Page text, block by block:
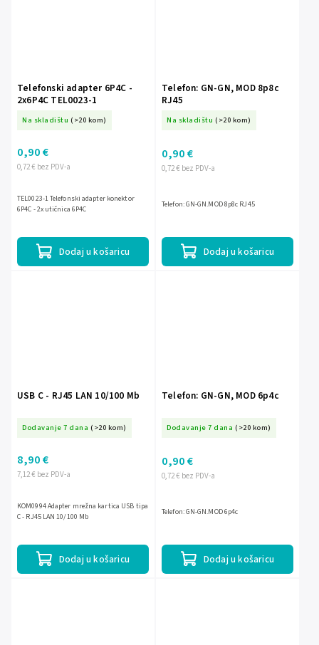
Telefonski adapter 6P4C -
2x6P4C TEL0023-1
Na skladištu (>20 kom)
0,72 € bez PDV-a
0,90 €
Dodaj u košaricu
TEL0023-1 Telefonski adapter konektor
6P4C - 2x utičnica 6P4C
Telefon: GN-GN, MOD 8p8c
RJ45
Na skladištu (>20 kom)
0,72 € bez PDV-a
0,90 €
Dodaj u košaricu
Telefon: GN-GN.MOD 8p8c RJ45
USB C - RJ45 LAN 10/100 Mb
Dodavanje 7 dana (>20 kom)
7,12 € bez PDV-a
8,90 €
Dodaj u košaricu
KOM0994 Adapter mrežna kartica USB tipa
C - RJ45 LAN 10/100 Mb
Telefon: GN-GN, MOD 6p4c
Dodavanje 7 dana (>20 kom)
0,72 € bez PDV-a
0,90 €
Dodaj u košaricu
Telefon: GN-GN.MOD 6p4c